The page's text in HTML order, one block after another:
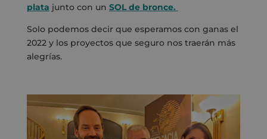
plata junto con un SOL de bronce.
Solo podemos decir que esperamos con ganas el
2022 y los proyectos que seguro nos traerán más
alegrías.